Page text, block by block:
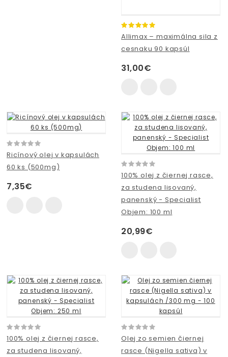
Allimax – maximálna sila z
cesnaku 90 kapsúl
31,00€
Ricínový olej v kapsulách
60 ks (500mg)
7,35€
100% olej z čiernej rasce,
za studena lisovaný,
panenský - Specialist
Objem: 100 ml
20,99€
100% olej z čiernej rasce,
za studena lisovaný,
Olej zo semien čiernej
rasce (Nigella sativa) v